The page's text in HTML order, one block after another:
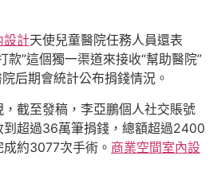
設計天使兒童醫院任務人員還表
款”這個獨一渠道來接收“幫助醫院”
后期會統計公布捐錢情況。
，截至發稿，李亞鵬個人社交賬號
超過36萬筆捐錢，總額超過2400
約3077次手術。 商業空間室內設